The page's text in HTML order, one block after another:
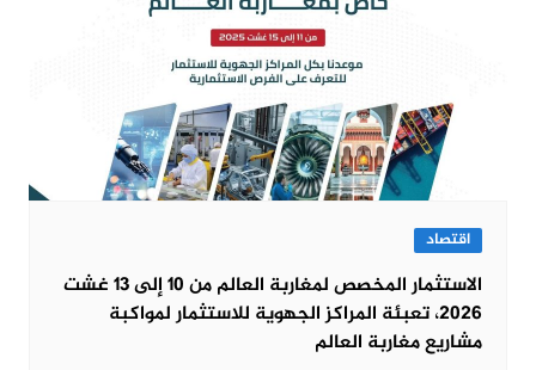
اقتصاد
الاستثمار المخصص لمغاربة العالم من 10 إلى 13 غشت
2026، تعبئة المراكز الجهوية للاستثمار لمواكبة
مشاريع مغاربة العالم